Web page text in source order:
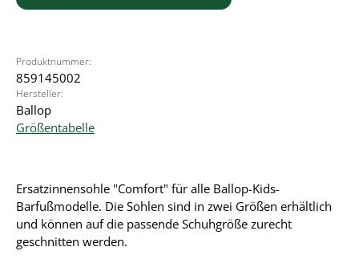
Produktnummer:
859145002
Hersteller:
Ballop
Größentabelle
Ersatzinnensohle "Comfort" für alle Ballop-Kids-
Barfußmodelle. Die Sohlen sind in zwei Größen erhältlich
und können auf die passende Schuhgröße zurecht
geschnitten werden.